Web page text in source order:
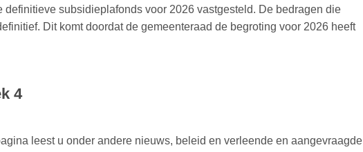
definitieve subsidieplafonds voor 2026 vastgesteld. De bedragen die
Dit komt doordat de gemeenteraad de begroting voor 2026 heeft
4
leest u onder andere nieuws, beleid en verleende en aangevraagde